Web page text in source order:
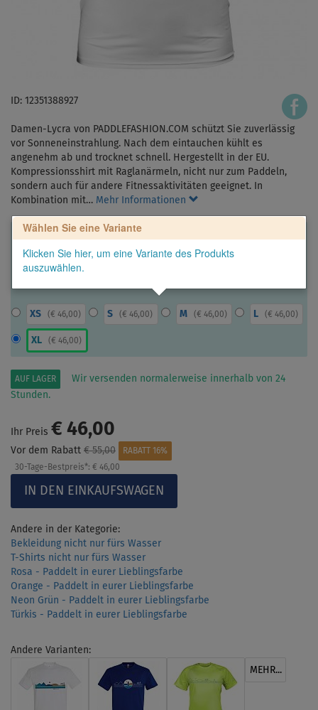
ID: 12351388927
Damen-Lycra von PADDLEFASHION.COM schützt Sie zuverlässig
vor Sonneneinstrahlung. Nach dem eintauchen kühlt es
angenehm ab und trocknet schnell. Hergestellt in der EU.
Kompressionsshirt mit Raglanärmeln, nicht nur zum Paddeln,
sondern auch für andere Fitnessaktivitäten geeignet. In
Kombination mit… Mehr Informationen
Wählen Sie eine Variante
Klicken Sie hier, um eine Variante des Produkts
auszuwählen.
XS ( € 46,00) S (€ 46,00) M ( € 46,00) L ( € 46,00)
XL ( € 46,00)
AUF LAGER
Wir versenden normalerweise innerhalb von 24
Stunden.
Ihr Preis € 46,00
Vor dem Rabatt € 55,00
RABATT 16%
30-Tage-Bestpreis*: € 46,00
Andere in der Kategorie:
Bekleidung nicht nur fürs Wasser
T-Shirts nicht nur fürs Wasser
Rosa - Paddelt in eurer Lieblingsfarbe
Orange - Paddelt in eurer Lieblingsfarbe
Neon Grün - Paddelt in eurer Lieblingsfarbe
Türkis - Paddelt in eurer Lieblingsfarbe
Andere Varianten:
MEHR...